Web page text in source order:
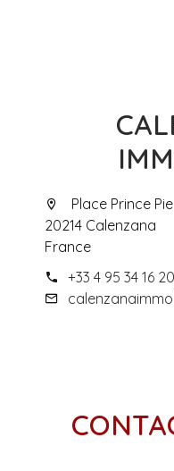
Place Prince
20214 Calenzana
France
+33 4 95 34 16 20